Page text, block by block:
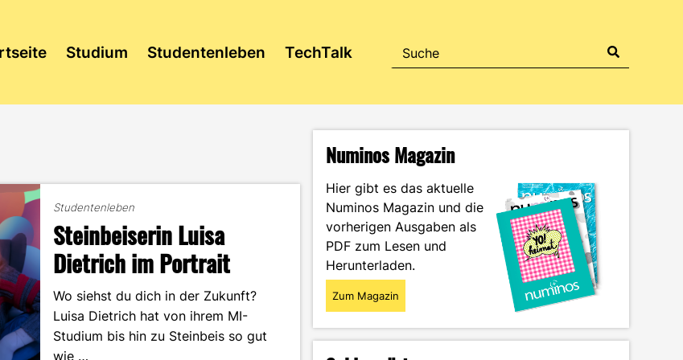
Studium Studentenleben TechTalk
Studentenleben
Steinbeiserin Luisa
Dietrich im Portrait
Wo siehst du dich in der Zukunft?
Luisa Dietrich hat von ihrem MI-
Studium bis hin zu Steinbeis so gut
wie …
Numinos Magazin
Hier gibt es das aktuelle
Numinos Magazin und die
vorherigen Ausgaben als
PDF zum Lesen und
Herunterladen.
Zum Magazin